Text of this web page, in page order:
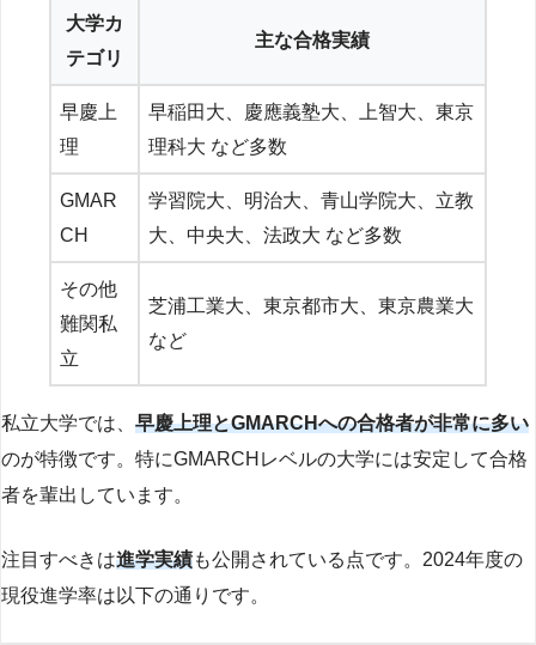
大学カ
テゴリ
主な合格実績
早慶上
理
早稲田大、慶應義塾大、上智大、東京
理科大 など多数
GMAR
CH
学習院大、明治大、青山学院大、立教
大、中央大、法政大 など多数
その他
難関私
立
芝浦工業大、東京都市大、東京農業大
など
私立大学では、 早慶上理とGMARCHへの合格者が非常に多い
のが特徴です。特にGMARCHレベルの大学には安定して合格
者を輩出しています。
注目すべきは進学実績も公開されている点です。2024年度の
現役進学率は以下の通りです。